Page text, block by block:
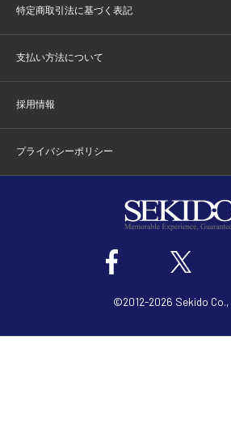
特定商取引法に基づく表記
支払い方法について
採用情報
プライバシーポリシー
©2012-2026 Sekido Co.,